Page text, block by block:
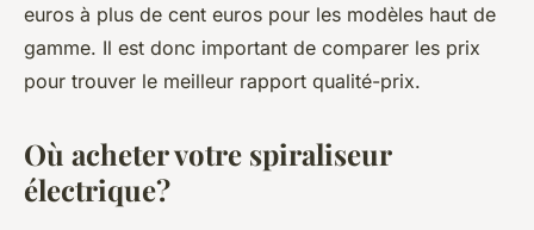
euros à plus de cent euros pour les modèles haut de
gamme. Il est donc important de comparer les prix
pour trouver le meilleur rapport qualité-prix.
Où acheter votre spiraliseur
électrique?